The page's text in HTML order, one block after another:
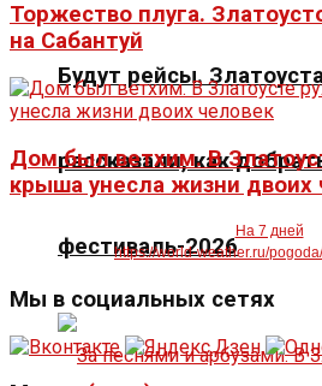
Будут рейсы.
рассказали, как
фестиваль-2026
Торжество плуга.
на Сабантуй
Дом был ветхим. В
крыша унесла жизни двоих
На 7 дней
https://world-weather.ru/
Мы в социальных сетях